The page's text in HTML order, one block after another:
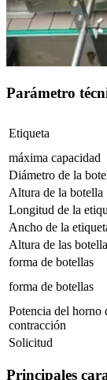
Parámetro
Etiqueta
máxima capacidad
Diámetro de la
Altura de la botella
Longitud de la
Ancho de la
Altura de las
forma de botellas
forma de botellas
Potencia del horno
contracción
Solicitud
Principales